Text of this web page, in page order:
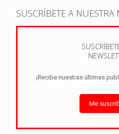
SUSCRÍBETE A NUESTRA
¡Recibe nuestras últimas
Me